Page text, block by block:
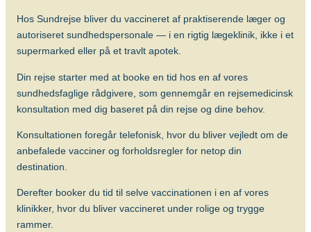
Vietnam
Søg efter destination
Søg og find anbefalinger
Søg efter destination
Hos Sundrejse bliver du vaccineret af praktiserende læger og
autoriseret sundhedspersonale — i en rigtig lægeklinik, ikke i et
supermarked eller på et travlt apotek.
Din rejse starter med at booke en tid hos en af vores
sundhedsfaglige rådgivere, som gennemgår en rejsemedicinsk
konsultation med dig baseret på din rejse og dine behov.
Konsultationen foregår telefonisk, hvor du bliver vejledt om de
anbefalede vacciner og forholdsregler for netop din
destination.
Derefter booker du tid til selve vaccinationen i en af vores
klinikker, hvor du bliver vaccineret under rolige og trygge
rammer.